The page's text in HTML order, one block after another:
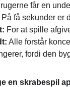
får en
På få sekunder er
For at spille
Alle forstår
fordi den
en skrabespil